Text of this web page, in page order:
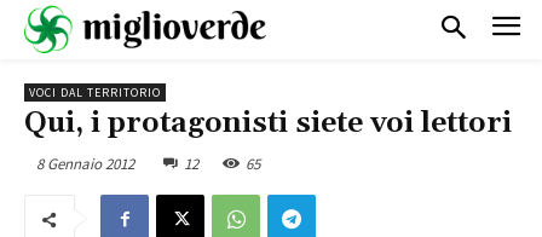
VOCI DAL TERRITORIO
Qui, i protagonisti siete voi lettori
8 Gennaio 2012 12 65